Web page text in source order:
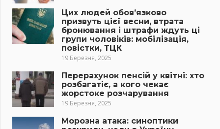
Цих людей обов’язково
призвуть цієї весни, втрата
бронювання і штрафи ждуть ці
групи чоловіків: мобілізація,
повістки, ТЦК
19 Березня, 2025
Перерахунок пенсій у квітні: хто
розбагатіє, а кого чекає
жорстоке розчарування
19 Березня, 2025
Морозна атака: синоптики